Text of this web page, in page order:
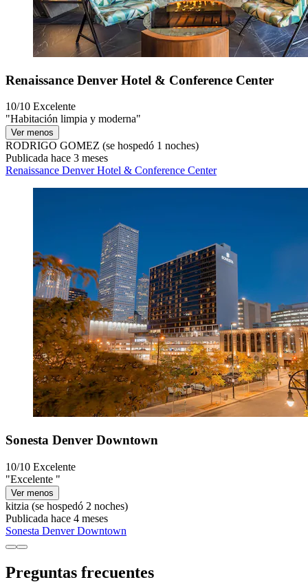
Renaissance Denver Hotel & Conference Center
10/10 Excelente
"Habitación limpia y moderna"
Ver menos
RODRIGO GOMEZ (se hospedó 1 noches)
Publicada hace 3 meses
Renaissance Denver Hotel & Conference Center
Sonesta Denver Downtown
10/10 Excelente
"Excelente "
Ver menos
kitzia (se hospedó 2 noches)
Publicada hace 4 meses
Sonesta Denver Downtown
Preguntas frecuentes